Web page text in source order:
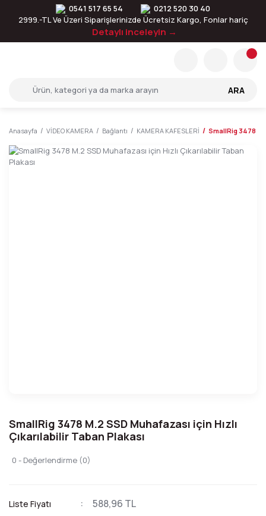
0541 517 65 54
0212 520 30 40
2999.-TL Ve Üzeri Siparişlerinizde Ücretsiz Kargo, Fonlar hariç
Detaylı inceleyin →
ARA
Anasayfa VİDEO KAMERA Bağlantı KAMERA KAFESLERİ SmallRig 3478
SmallRig 3478 M.2 SSD Muhafazası için Hızlı
Çıkarılabilir Taban Plakası
0 - Değerlendirme (0)
Liste Fiyatı 588,96 TL